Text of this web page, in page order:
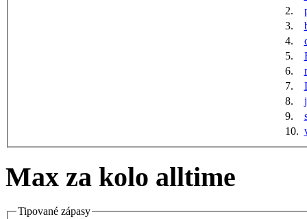
2.
3.
4.
5.
6.
7.
8.
9.
10.
Max za kolo alltime
Tipované zápasy